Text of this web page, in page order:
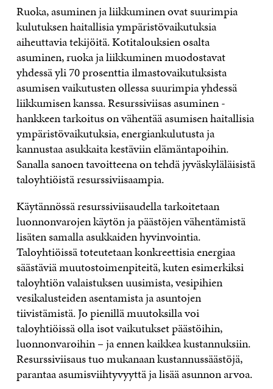
Ruoka, asuminen ja liikkuminen ovat suurimpia
kulutuksen haitallisia ympäristövaikutuksia
aiheuttavia tekijöitä. Kotitalouksien osalta
asuminen, ruoka ja liikkuminen muodostavat
yhdessä yli 70 prosenttia ilmastovaikutuksista
asumisen vaikutusten ollessa suurimpia yhdessä
liikkumisen kanssa. Resurssiviisas asuminen -
hankkeen tarkoitus on vähentää asumisen haitallisia
ympäristövaikutuksia, energiankulutusta ja
kannustaa asukkaita kestäviin elämäntapoihin.
Sanalla sanoen tavoitteena on tehdä jyväskyläläisistä
taloyhtiöistä resurssiviisaampia.
Käytännössä resurssiviisaudella tarkoitetaan
luonnonvarojen käytön ja päästöjen vähentämistä
lisäten samalla asukkaiden hyvinvointia.
Taloyhtiöissä toteutetaan konkreettisia energiaa
säästäviä muutostoimenpiteitä, kuten esimerkiksi
taloyhtiön valaistuksen uusimista, vesipihien
vesikalusteiden asentamista ja asuntojen
tiivistämistä. Jo pienillä muutoksilla voi
taloyhtiöissä olla isot vaikutukset päästöihin,
luonnonvaroihin – ja ennen kaikkea kustannuksiin.
Resurssiviisaus tuo mukanaan kustannussäästöjä,
parantaa asumisviihtyvyyttä ja lisää asunnon arvoa.